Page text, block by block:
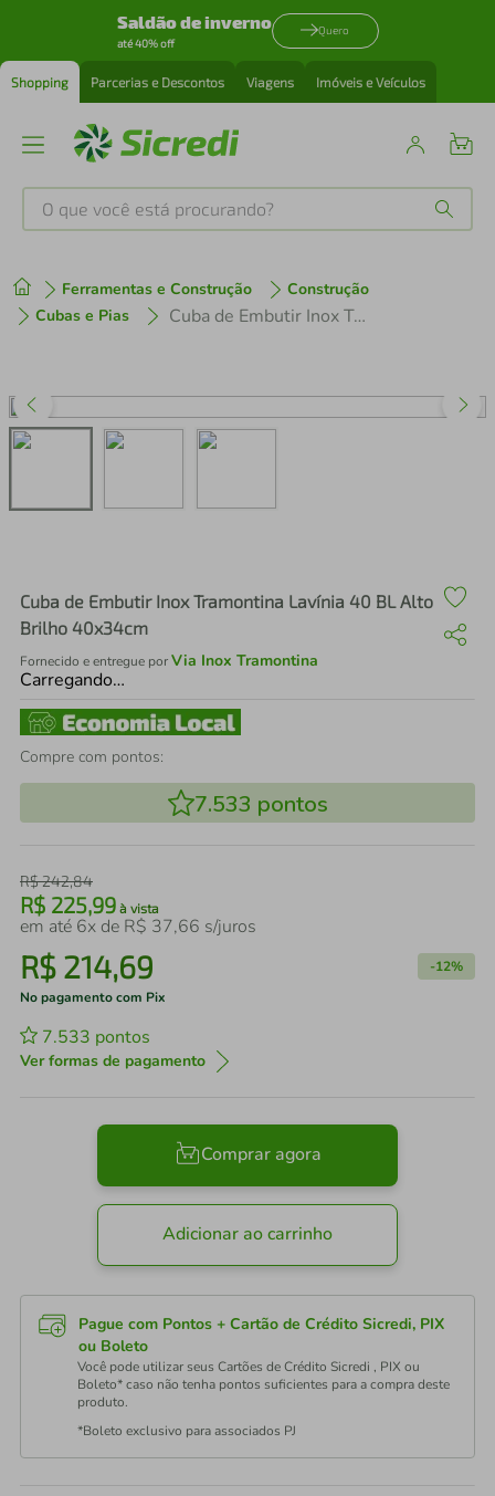
Saldão de inverno
até 40% off
Quero
Shopping Parcerias e Descontos Viagens Imóveis e Veículos
O que você está procurando?
Ferramentas e Construção
Construção
Cubas e Pias
Cuba de Embutir Inox Tramontina Lavínia 40 BL Alto Brilho 40x34cm
Cuba de Embutir Inox Tramontina Lavínia 40 BL Alto
Brilho 40x34cm
Fornecido e entregue porVia Inox Tramontina
Carregando…
Compre com pontos:
7.533 pontos
R$242,84
R$ 225,99 à vista
em até 6x de R$ 37,66 s/juros
R$ 214,69 -12%
No pagamento com Pix
7.533 pontos
Ver formas de pagamento
Comprar agora
Adicionar ao carrinho
Pague com Pontos + Cartão de Crédito Sicredi, PIX
ou Boleto
Você pode utilizar seus Cartões de Crédito Sicredi , PIX ou
Boleto* caso não tenha pontos suficientes para a compra deste
produto.
*Boleto exclusivo para associados PJ
1º tenis
3º perfume